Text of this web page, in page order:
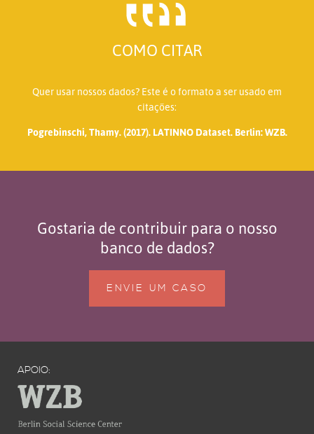
COMO CITAR
Quer usar nossos dados? Este é o formato a ser usado em
citações:
Pogrebinschi, Thamy. (2017). LATINNO Dataset. Berlin: WZB.
Gostaria de contribuir para o nosso
banco de dados?
ENVIE UM CASO
APOIO: